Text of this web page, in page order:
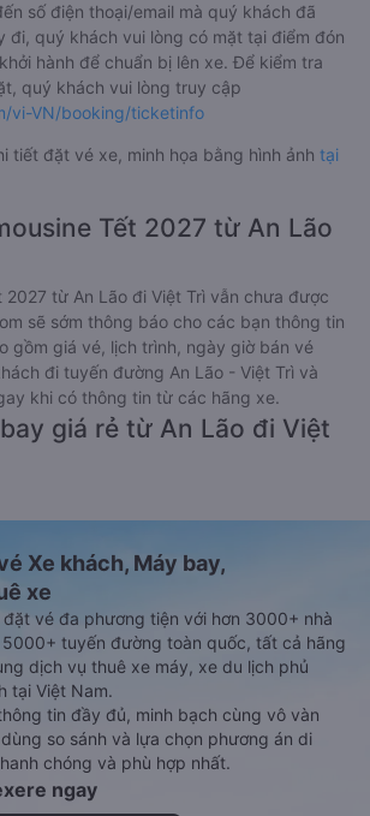
số điện thoại/email mà quý khách đã
đi, quý khách vui lòng có mặt tại điểm đón
hành để chuẩn bị lên xe. Để kiểm tra
quý khách vui lòng truy cập
vi-VN/booking/ticketinfo
tiết đặt vé xe, minh họa bằng hình ảnh tại
Tết 2027 từ An Lão
2027 từ An Lão đi Việt Trì vẫn chưa được
sẽ sớm thông báo cho các bạn thông tin
gồm giá vé, lịch trình, ngày giờ bán vé
đi tuyến đường An Lão - Việt Trì và
khi có thông tin từ các hãng xe.
giá rẻ từ An Lão đi Việt
Xe khách, Máy bay,
xe
vé đa phương tiện với hơn 3000+ nhà
tuyến đường toàn quốc, tất cả hãng
dịch vụ thuê xe máy, xe du lịch phủ
tại Việt Nam.
tin đầy đủ, minh bạch cùng vô vàn
so sánh và lựa chọn phương án di
chóng và phù hợp nhất.
ngay